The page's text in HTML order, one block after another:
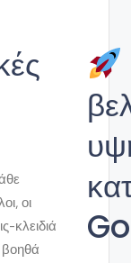
οι
κλειδιά
βοηθά